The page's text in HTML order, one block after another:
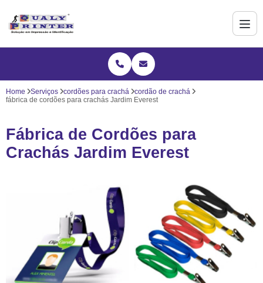
Home Serviços cordões para crachá
cordão de crachá
fábrica de cordões para crachás Jardim Everest
Fábrica de Cordões para
Crachás Jardim Everest